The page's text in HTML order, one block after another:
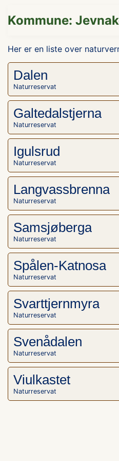
Kommune:
Her er en liste over
Dalen
Naturreservat
Galtedalstjerna
Naturreservat
Igulsrud
Naturreservat
Langvassbrenna
Naturreservat
Samsjøberga
Naturreservat
Spålen-Katnosa
Naturreservat
Svarttjernmyra
Naturreservat
Svenådalen
Naturreservat
Viulkastet
Naturreservat